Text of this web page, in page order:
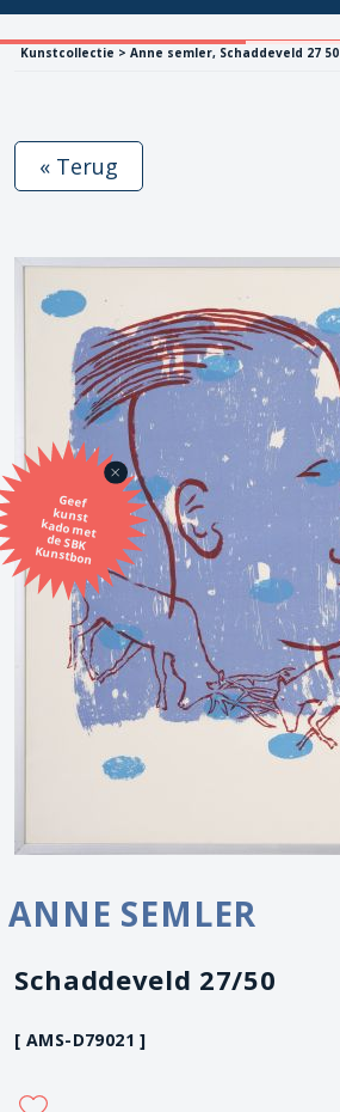
Kunstcollectie > Anne semler, Schaddeveld 27 50
Geef
kunst
kado met
de SBK
Kunstbon
« Terug
ANNE SEMLER
Schaddeveld 27/50
[ AMS-D79021 ]